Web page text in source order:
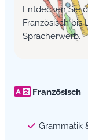
Entdecken Sie
Französisch bis
Spracherwerb.
Französisch
Grammatik